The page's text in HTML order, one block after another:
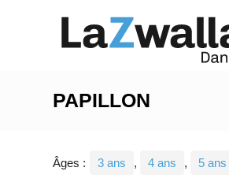
PAPILLON
Âges : 3 ans , 4 ans , 5 ans